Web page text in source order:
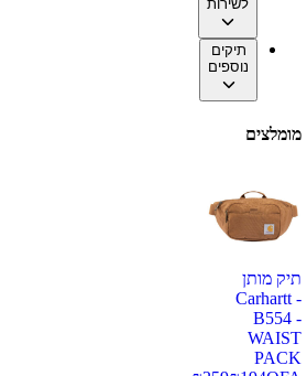
לשירות
תיקים
נוספים
מומלצים
תיק מותן
Carhartt -
B554 -
WAIST
PACK